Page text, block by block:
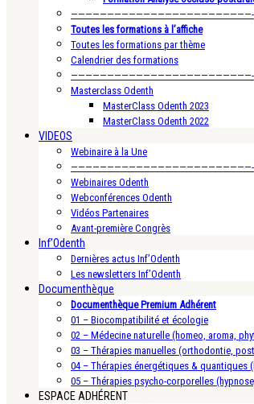
—————————————————————————-
Toutes les formations à l’affiche
Toutes les formations par thème
Calendrier des formations
—————————————————————————-
Masterclass Odenth
MasterClass Odenth 2023
MasterClass Odenth 2022
VIDEOS
Webinaire à la Une
—————————————————————————-
Webinaires Odenth
Webconférences Odenth
Vidéos Partenaires
Avant-première Congrès
Inf’Odenth
Dernières actus Inf’Odenth
Les newsletters Inf’Odenth
Documenthèque
Documenthèque Premium Adhérent
01 – Biocompatibilité et écologie
02 – Médecine naturelle (homeo, aroma,
03 – Thérapies manuelles (orthodontie,
04 – Thérapies énergétiques &
05 – Thérapies psycho-corporelles
ESPACE ADHÉRENT